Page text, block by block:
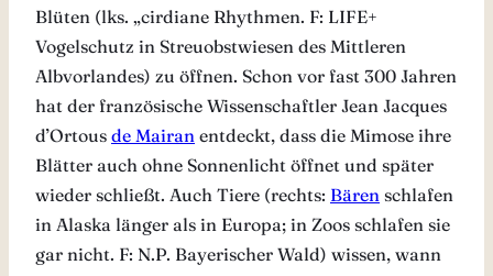
Blüten (lks. „cirdiane Rhythmen. F: LIFE+
Vogelschutz in Streuobstwiesen des Mittleren
Albvorlandes) zu öffnen. Schon vor fast 300 Jahren
hat der französische Wissenschaftler Jean Jacques
d’Ortous de Mairan entdeckt, dass die Mimose ihre
Blätter auch ohne Sonnenlicht öffnet und später
wieder schließt. Auch Tiere (rechts: Bären schlafen
in Alaska länger als in Europa; in Zoos schlafen sie
gar nicht. F: N.P. Bayerischer Wald) wissen, wann